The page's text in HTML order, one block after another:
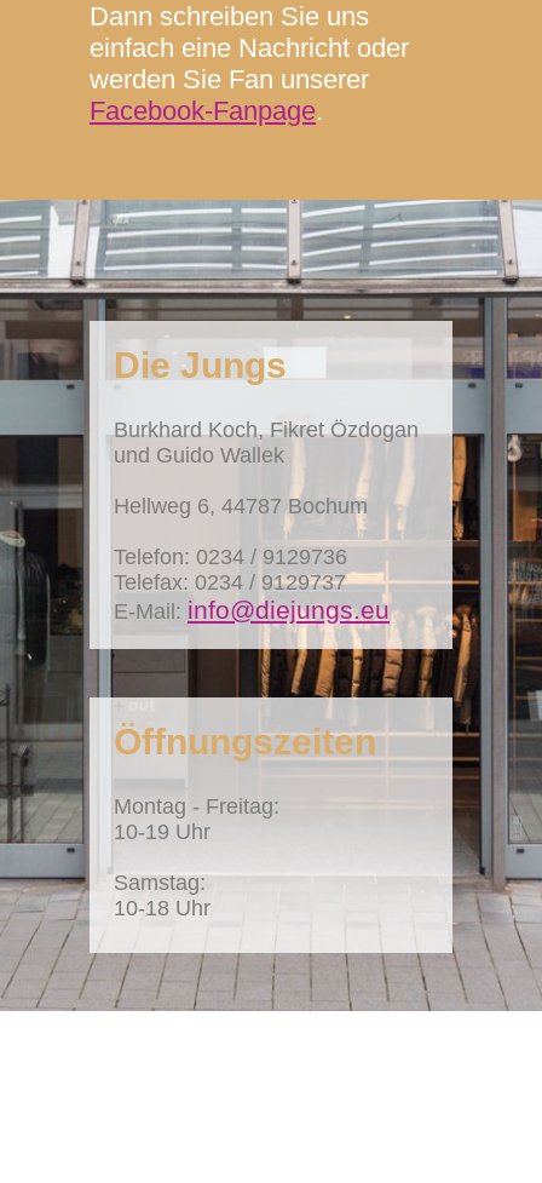
Dann schreiben Sie uns
einfach eine Nachricht oder
werden Sie Fan unserer
Facebook-Fanpage.
Die Jungs
Burkhard Koch, Fikret Özdogan
und Guido Wallek
Hellweg 6, 44787 Bochum
Telefon: 0234 / 9129736
Telefax: 0234 / 9129737
E-Mail: info@diejungs.eu
Öffnungszeiten
Montag - Freitag:
10-19 Uhr
Samstag:
10-18 Uhr